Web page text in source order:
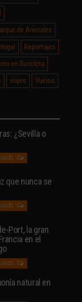
de Animales
Reportajes
en Bicicleta
viajes Vuelos
¿Sevilla o
que nunca se
Port, la gran
en el
natural en